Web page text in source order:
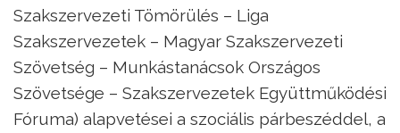
Szakszervezeti Tömörülés – Liga
Szakszervezetek – Magyar Szakszervezeti
Szövetség – Munkástanácsok Országos
Szövetsége – Szakszervezetek Együttműködési
Fóruma) alapvetései a szociális párbeszéddel, a